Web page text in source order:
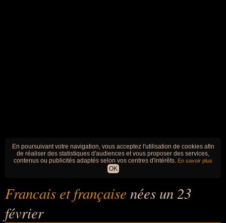
En poursuivant votre navigation, vous acceptez l'utilisation de cookies afin
de réaliser des statistiques d'audiences et vous proposer des services,
contenus ou publicités adaptés selon vos centres d'intérêts. En savoir plus
OK
Francais et française nées un 23
février